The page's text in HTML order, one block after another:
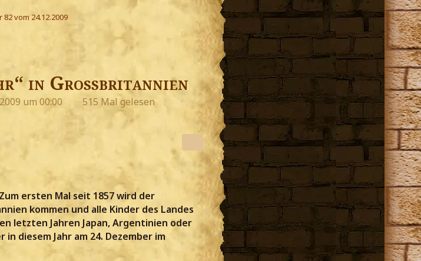
vom 24.12.2009
in Großbritannien
um 00:00
515 Mal gelesen
ersten Mal seit 1857 wird der
kommen und alle Kinder des Landes
letzten Jahren Japan, Argentinien oder
diesem Jahr am 24. Dezember im